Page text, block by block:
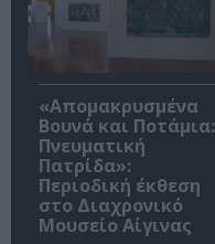
«Απομακρυσμένα
Βουνά και Ποτάμια:
Πνευματική
Πατρίδα»:
Περιοδική έκθεση
στο Διαχρονικό
Μουσείο Αίγινας